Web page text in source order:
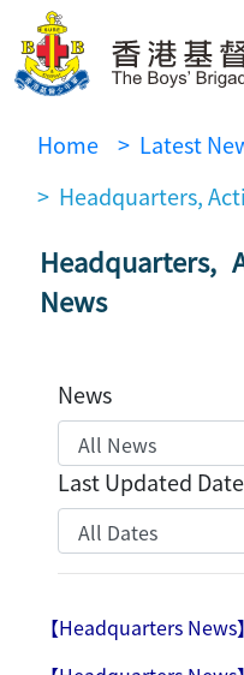
Home > Latest
> Headquarters,
Headquarters,
News
News
Last Updated Date
【Headquarters News】